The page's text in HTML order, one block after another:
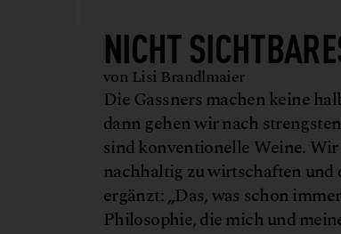
NICHT
von Lisi Brandlmaier
Die Gassners machen keine
dann gehen wir nach
sind konventionelle Weine.
nachhaltig zu wirtschaften und
ergänzt: „Das, was schon
Philosophie, die mich und